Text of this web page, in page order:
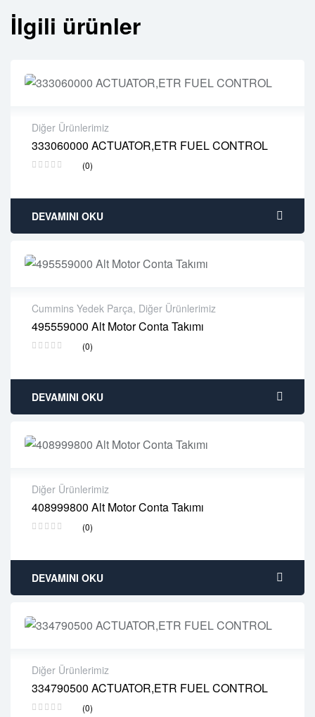
İlgili ürünler
Diğer Ürünlerimiz
333060000 ACTUATOR,ETR FUEL CONTROL
(0)
2 years warranty
Delivery time: 1-2 business days
DEVAMINI OKU
Cummins Yedek Parça, Diğer Ürünlerimiz
495559000 Alt Motor Conta Takımı
(0)
2 years warranty
Delivery time: 1-2 business days
DEVAMINI OKU
Diğer Ürünlerimiz
408999800 Alt Motor Conta Takımı
(0)
2 years warranty
Delivery time: 1-2 business days
DEVAMINI OKU
Diğer Ürünlerimiz
334790500 ACTUATOR,ETR FUEL CONTROL
(0)
2 years warranty
Delivery time: 1-2 business days